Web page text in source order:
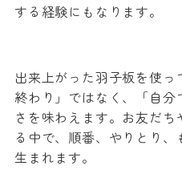
する経験にもなります。
出来上がった羽子板を使
終わり」ではなく、「自
さを味わえます。お友だ
る中で、順番、やりとり
生まれます。